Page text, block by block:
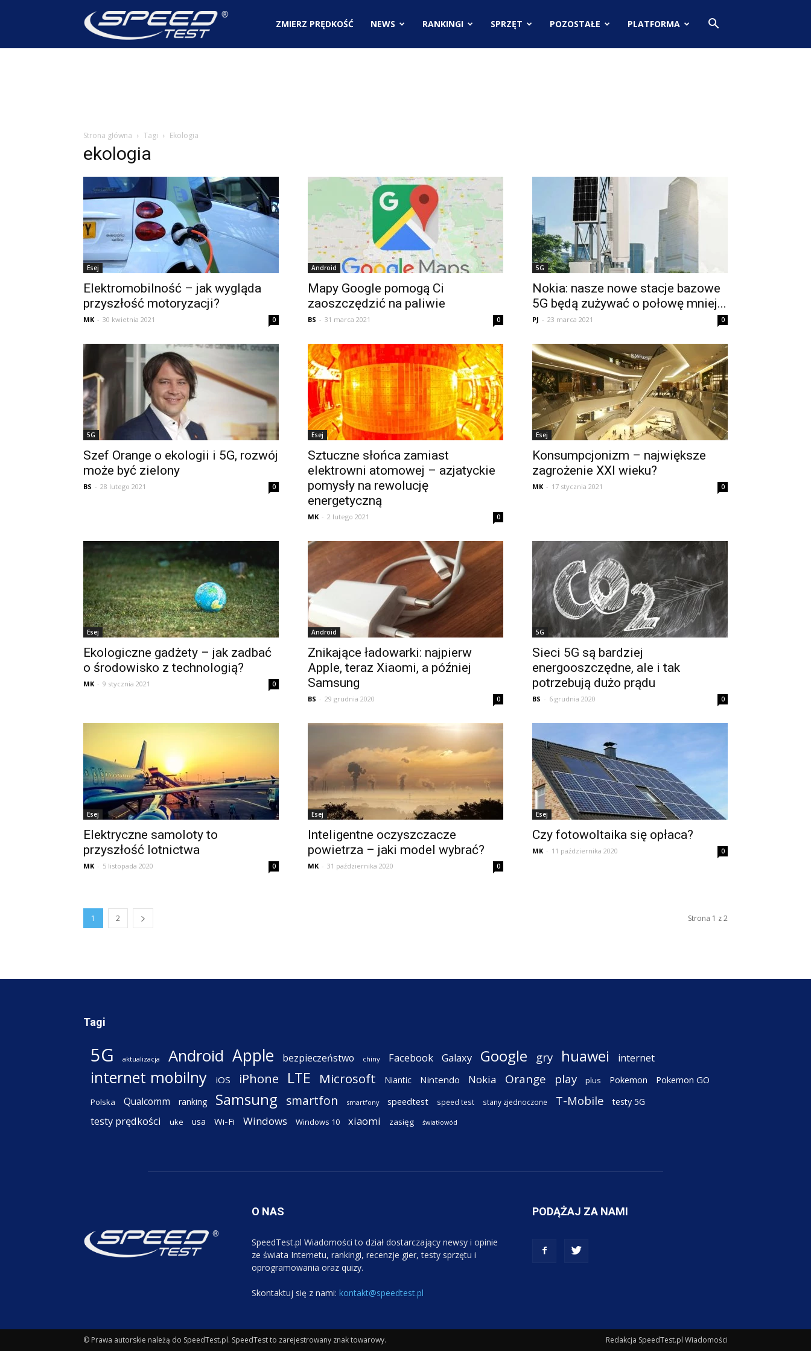
SpeedTest.plZMIERZ PRĘDKOŚĆ NEWS RANKINGI SPRZĘT POZOSTAŁE PLATFORMA
Strona główna Tagi Ekologia
ekologia
Esej
Elektromobilność – jak wygląda
przyszłość motoryzacji?
MK - 30 kwietnia 2021 0
Android
Mapy Google pomogą Ci
zaoszczędzić na paliwie
BS - 31 marca 2021 0
5G
Nokia: nasze nowe stacje bazowe
5G będą zużywać o połowę mniej...
PJ - 23 marca 2021 0
5G
Szef Orange o ekologii i 5G, rozwój
może być zielony
BS - 28 lutego 2021 0
Esej
Sztuczne słońca zamiast
elektrowni atomowej – azjatyckie
pomysły na rewolucję
energetyczną
MK - 2 lutego 2021 0
Esej
Konsumpcjonizm – największe
zagrożenie XXI wieku?
MK - 17 stycznia 2021 0
Esej
Ekologiczne gadżety – jak zadbać
o środowisko z technologią?
MK - 9 stycznia 2021 0
Android
Znikające ładowarki: najpierw
Apple, teraz Xiaomi, a później
Samsung
BS - 29 grudnia 2020 0
5G
Sieci 5G są bardziej
energooszczędne, ale i tak
potrzebują dużo prądu
BS - 6 grudnia 2020 0
Esej
Elektryczne samoloty to
przyszłość lotnictwa
MK - 5 listopada 2020 0
Esej
Inteligentne oczyszczacze
powietrza – jaki model wybrać?
MK - 31 października 2020 0
Esej
Czy fotowoltaika się opłaca?
MK - 11 października 2020 0
1 2 Strona 1 z 2
Tagi
5G aktualizacja Android Apple bezpieczeństwo chiny Facebook Galaxy Google gry huawei internet
internet mobilny iOS iPhone LTE Microsoft Niantic Nintendo Nokia Orange play plus Pokemon Pokemon GO
Polska Qualcomm ranking Samsung smartfon smartfony speedtest speed test stany zjednoczone T-Mobile testy 5G
testy prędkości uke usa Wi-Fi Windows Windows 10 xiaomi zasięg światłowód
O NAS
SpeedTest.pl Wiadomości to dział dostarczający newsy i opinie
ze świata Internetu, rankingi, recenzje gier, testy sprzętu i
oprogramowania oraz quizy.
Skontaktuj się z nami: kontakt@speedtest.pl
PODĄŻAJ ZA NAMI
Redakcja SpeedTest.pl Wiadomości
© Prawa autorskie należą do SpeedTest.pl. SpeedTest to zarejestrowany znak towarowy.